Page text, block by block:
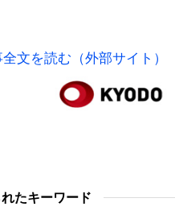
文を読む（外部サイト）
たキーワード